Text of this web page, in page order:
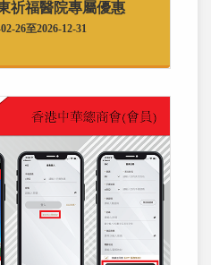
祈福醫院專屬優惠
26至2026-12-31